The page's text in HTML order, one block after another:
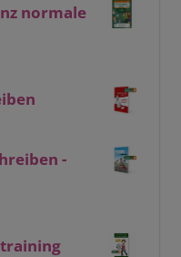
normale
-